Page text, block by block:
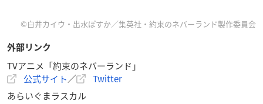
トレーディングスクエア缶バッジ（全5種）：1pcs 500円＋税
／1BOX 2,500円＋税
トレーディングアクリルスタンド（全5種）：1pcs 600円＋税
／1BOX 3,000円＋税
©白井カイウ・出水ぽすか／集英社・約束のネバーランド製作委員会
外部リンク
TVアニメ「約束のネバーランド」
公式サイト／
Twitter
あらいぐまラスカル